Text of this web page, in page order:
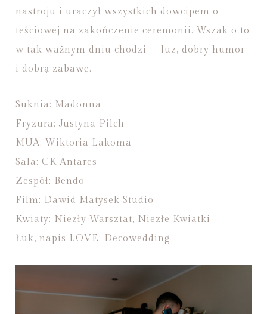
nastroju i uraczył wszystkich dowcipem o
teściowej na zakończenie ceremonii. Wszak o to
w tak ważnym dniu chodzi – luz, dobry humor
i dobrą zabawę.
Suknia: Madonna
Fryzura: Justyna Pilch
MUA: Wiktoria Lakoma
Sala: CK Antares
Zespół: Bendo
Film: Dawid Matysek Studio
Kwiaty: Niezły Warsztat, Niezłe Kwiatki
Łuk, napis LOVE: Decowedding